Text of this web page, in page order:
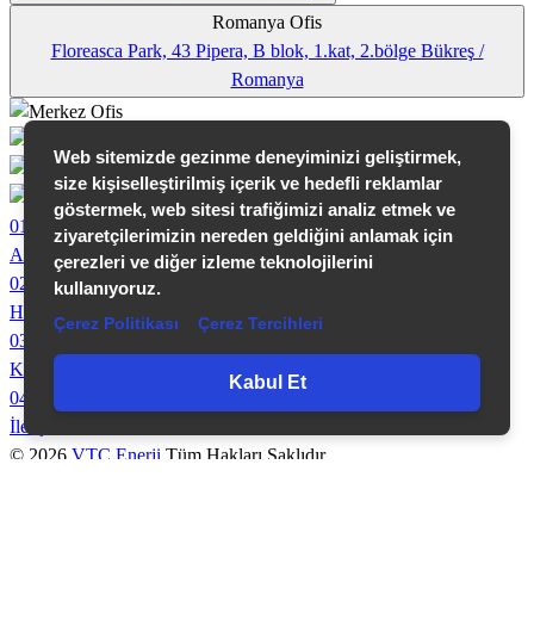
Romanya Ofis
Floreasca Park, 43 Pipera, B blok, 1.kat, 2.bölge Bükreş /
Romanya
01
Anasayfa
02
Hakkımızda
03
KVKK
04
İletişim
© 2026 VTC Enerji Tüm Hakları Saklıdır.
Web sitemizde gezinme deneyiminizi geliştirmek,
size kişiselleştirilmiş içerik ve hedefli reklamlar
göstermek, web sitesi trafiğimizi analiz etmek ve
ziyaretçilerimizin nereden geldiğini anlamak için
çerezleri ve diğer izleme teknolojilerini
kullanıyoruz.
Çerez Politikası Çerez Tercihleri
Kabul Et